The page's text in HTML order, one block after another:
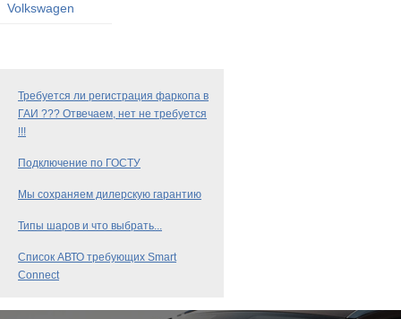
Volkswagen
Требуется ли регистрация фаркопа в
ГАИ ??? Отвечаем, нет не требуется
!!!
Подключение по ГОСТУ
Мы сохраняем дилерскую гарантию
Типы шаров и что выбрать...
Список АВТО требующих Smart
Connect